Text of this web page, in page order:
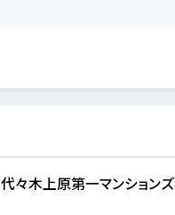
代々木上原第一マンションズ